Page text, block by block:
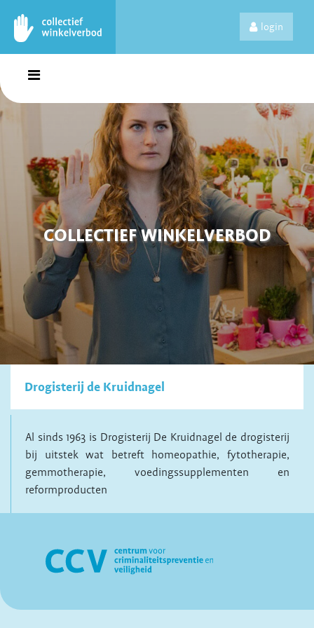
login
COLLECTIEF WINKELVERBOD
Drogisterij de Kruidnagel
Al sinds 1963 is Drogisterij De Kruidnagel de drogisterij
bij uitstek wat betreft homeopathie, fytotherapie,
gemmotherapie, voedingssupplementen en
reformproducten